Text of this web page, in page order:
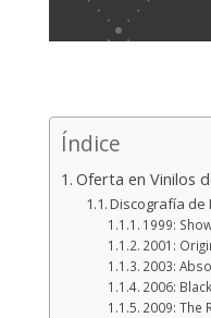
Índice
Oferta en Vinilos
Discografía de
1999:
2001:
2003:
2006:
2009: The